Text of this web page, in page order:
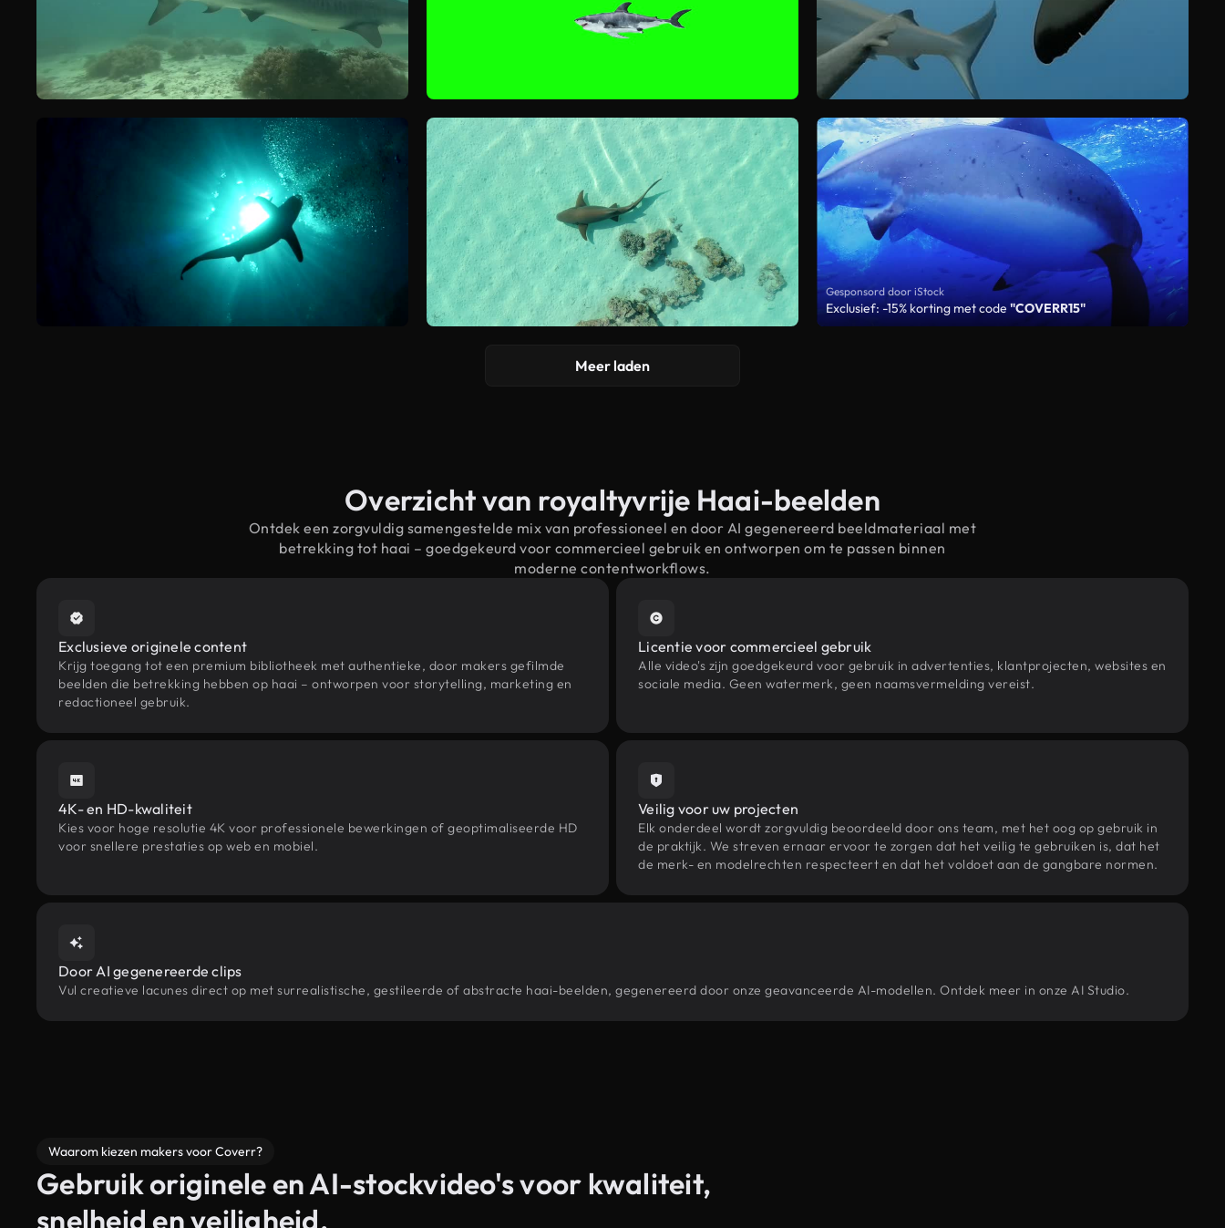
Gesponsord door iStock
Exclusief: -15% korting met code "COVERR15"
Meer laden
Overzicht van royaltyvrije Haai-beelden
Ontdek een zorgvuldig samengestelde mix van professioneel en door AI gegenereerd beeldmateriaal met
betrekking tot haai – goedgekeurd voor commercieel gebruik en ontworpen om te passen binnen
moderne contentworkflows.
Exclusieve originele content
Krijg toegang tot een premium bibliotheek met authentieke, door makers gefilmde
beelden die betrekking hebben op haai – ontworpen voor storytelling, marketing en
redactioneel gebruik.
Licentie voor commercieel gebruik
Alle video's zijn goedgekeurd voor gebruik in advertenties, klantprojecten, websites en
sociale media. Geen watermerk, geen naamsvermelding vereist.
4K- en HD-kwaliteit
Kies voor hoge resolutie 4K voor professionele bewerkingen of geoptimaliseerde HD
voor snellere prestaties op web en mobiel.
Veilig voor uw projecten
Elk onderdeel wordt zorgvuldig beoordeeld door ons team, met het oog op gebruik in
de praktijk. We streven ernaar ervoor te zorgen dat het veilig te gebruiken is, dat het
de merk- en modelrechten respecteert en dat het voldoet aan de gangbare normen.
Door AI gegenereerde clips
Vul creatieve lacunes direct op met surrealistische, gestileerde of abstracte haai-beelden, gegenereerd door onze geavanceerde AI-modellen. Ontdek meer in onze AI Studio.
Waarom kiezen makers voor Coverr?
Gebruik originele en AI-stockvideo's voor kwaliteit,
snelheid en veiligheid.